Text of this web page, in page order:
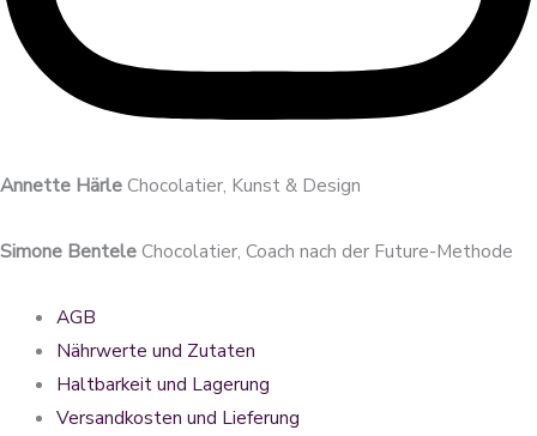
Annette HärleChocolatier, Kunst & Design
Simone BenteleChocolatier, Coach nach der Future-Methode
AGB
Nährwerte und Zutaten
Haltbarkeit und Lagerung
Versandkosten und Lieferung